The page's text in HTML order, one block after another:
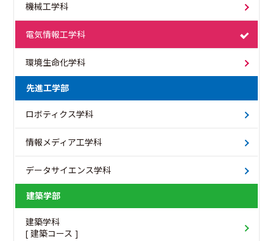
機械工学科
電気情報工学科
環境生命化学科
先進工学部
ロボティクス学科
情報メディア工学科
データサイエンス学科
建築学部
建築学科
[ 建築コース ]